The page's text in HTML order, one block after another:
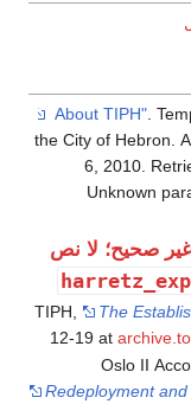
.
the City of Hebron.
6, 2010 .
Unknown
صحيح؛ لا نص
TIPH, The
12-19 at
Oslo II
Redeployment